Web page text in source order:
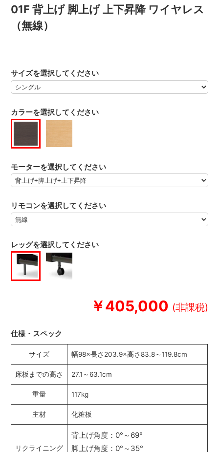
01F 背上げ 脚上げ 上下昇降 ワイヤレス
（無線）
￥405,000
カラーを選択してください
サイズを選択してください
モーターを選択してください
リモコンを選択してください
レッグを選択してください
仕様・スペック
サイズ 幅98×長さ203.9×高さ83.8～119.8cm
床板までの高さ 27.1～63.1cm
重量 117kg
主材 化粧板
リクライニング
背上げ角度：0°～69°
脚上げ角度：0°～35°